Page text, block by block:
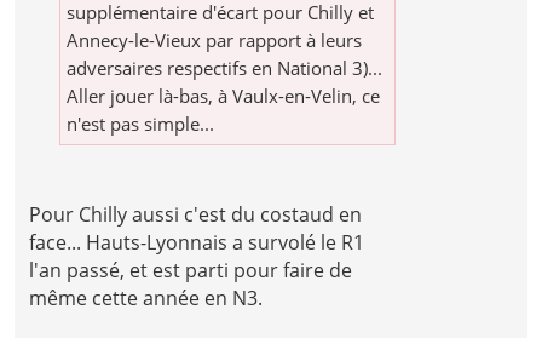
supplémentaire d'écart pour Chilly et
Annecy-le-Vieux par rapport à leurs
adversaires respectifs en National 3)...
Aller jouer là-bas, à Vaulx-en-Velin, ce
n'est pas simple...
Pour Chilly aussi c'est du costaud en
face... Hauts-Lyonnais a survolé le R1
l'an passé, et est parti pour faire de
même cette année en N3.